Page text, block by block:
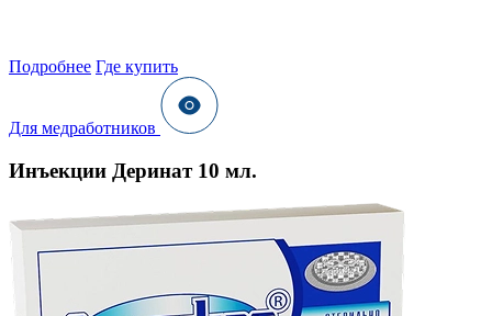
Подробнее Где купить
Для медработников
Инъекции Деринат 10 мл.